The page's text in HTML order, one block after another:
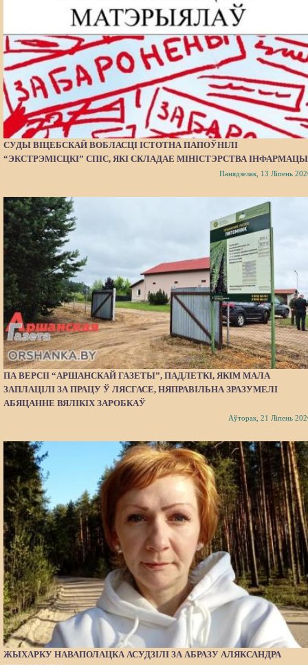
СУДЫ ВІЦЕБСКАЙ ВОБЛАСЦІ ІСТОТНА ПАПОЎНІЛІ
“ЭКСТРЭМІСЦКІ” СПІС, ЯКІ СКЛАДАЕ МІНІСТЭРСТВА
Панядзелак, 13 Ліпень
ПА ВЕРСІІ “АРШАНСКАЙ ГАЗЕТЫ”, ПАДЛЕТКІ, ЯКІМ МАЛА
ЗАПЛАЦІЛІ ЗА ПРАЦУ Ў ЛЯСГАСЕ, НЯПРАВІЛЬНА ЗРАЗУМЕЛІ
АБЯЦАННЕ ВЯЛІКІХ ЗАРОБКАЎ
Аўторак, 21 Ліпень
ЖЫХАРКУ НАВАПОЛАЦКА АСУДЗІЛІ ЗА АБРАЗУ АЛЯКСАНДРА